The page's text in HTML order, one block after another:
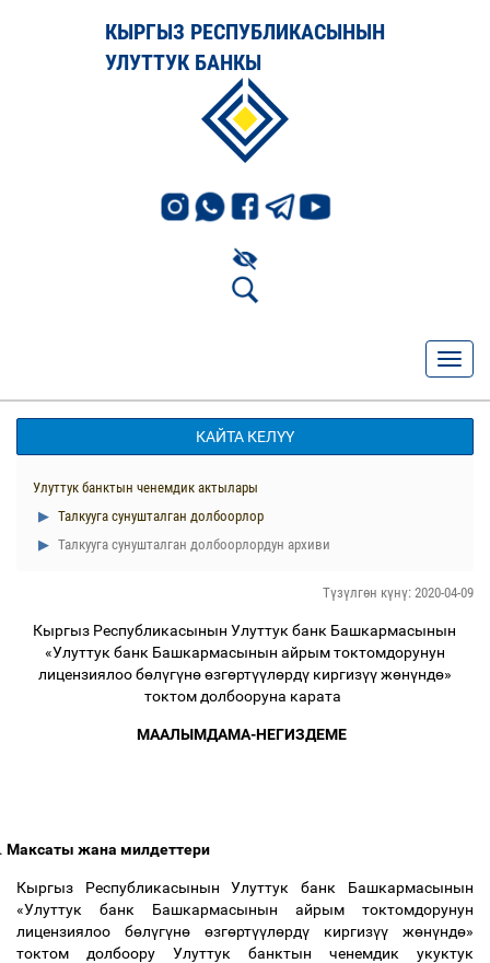
КЫРГЫЗ РЕСПУБЛИКАСЫНЫН
УЛУТТУК БАНКЫ
КАЙТА КЕЛҮҮ
Улуттук банктын ченемдик актылары
Талкууга сунушталган долбоорлор
Талкууга сунушталган долбоорлордун архиви
Түзүлгөн күнү: 2020-04-09
Кыргыз Республикасынын Улуттук банк Башкармасынын
«Улуттук банк Башкармасынын айрым токтомдорунун
лицензиялоо бөлүгүнөөзгөртүүлөрдү киргизүүжөнүндө»
токтом долбооруна карата
МААЛЫМДАМА-НЕГИЗДЕМЕ
Максаты жана милдеттери
Кыргыз Республикасынын Улуттук банк Башкармасынын
«Улуттук банк Башкармасынын айрым токтомдорунун
лицензиялоо бөлүгүнө өзгөртүүлөрдү киргизүү жөнүндө»
токтом долбоору Улуттук банктын ченемдик укуктук